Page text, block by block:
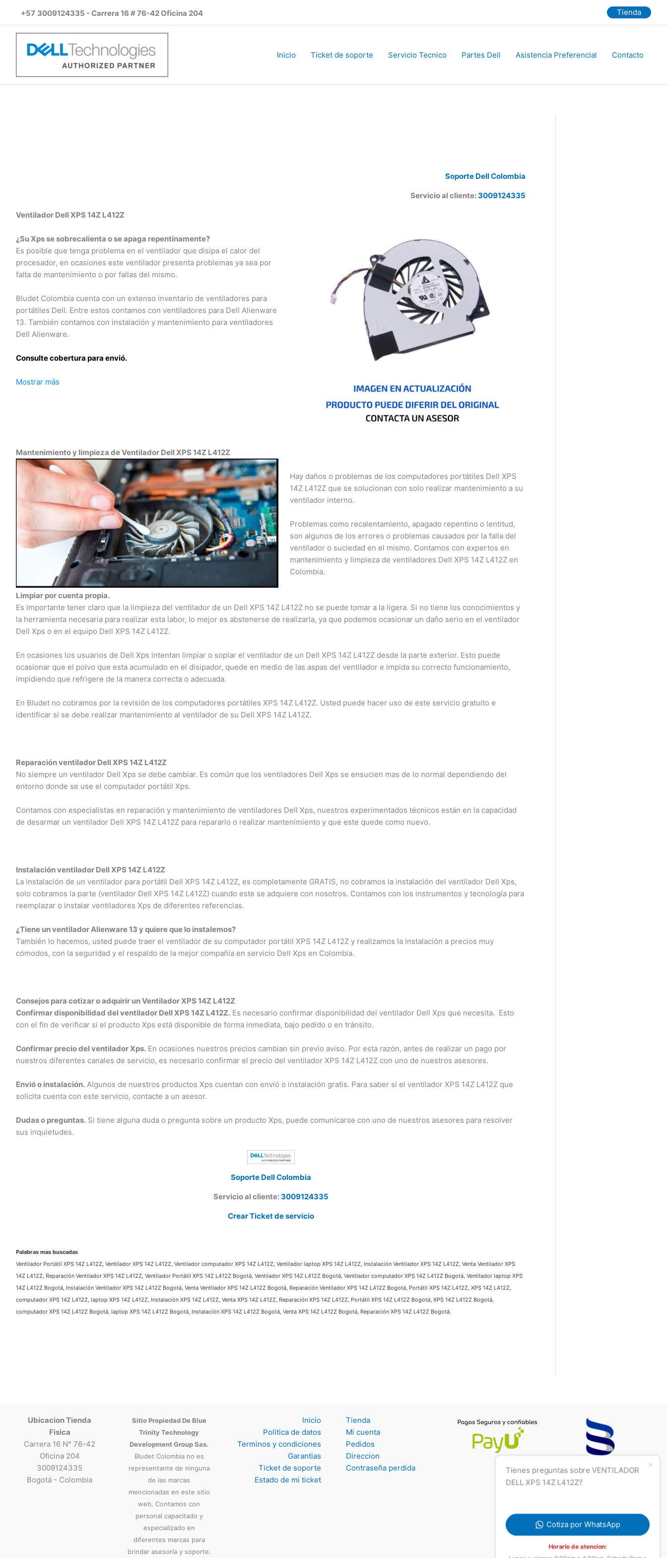
+57 3009124335 - Carrera 16 # 76-42 Oficina 204 Tienda
Inicio Ticket de soporte Servicio Tecnico Partes Dell Asistencia Preferencial Contacto
Soporte Dell Colombia
Servicio al cliente:3009124335
Ventilador Dell XPS 14Z L412Z
¿Su Xps se sobrecalienta o se apaga repentinamente?
Es posible que tenga problema en el ventilador que disipa el calor del
procesador, en ocasiones este ventilador presenta problemas ya sea por
falta de mantenimiento o por fallas del mismo.
Bludet Colombia cuenta con un extenso inventario de ventiladores para
portátiles Dell. Entre estos contamos con ventiladores para Dell Alienware
13. También contamos con instalación y mantenimiento para ventiladores
Dell Alienware.
Consulte cobertura para envió.
Leticia, Medellín, Arauca, Barranquilla, Cartagena, Tunja, Manizales,
Mostrar más
Mantenimiento y limpieza de Ventilador Dell XPS 14Z L412Z
Hay daños o problemas de los computadores portátiles Dell XPS
14Z L412Z que se solucionan con solo realizar mantenimiento a su
ventilador interno.
Problemas como recalentamiento, apagado repentino o lentitud,
son algunos de los errores o problemas causados por la falla del
ventilador o suciedad en el mismo. Contamos con expertos en
mantenimiento y limpieza de ventiladores Dell XPS 14Z L412Z en
Colombia.
Limpiar por cuenta propia.
Es importante tener claro que la limpieza del ventilador de un Dell XPS 14Z L412Z no se puede tomar a la ligera. Si no tiene los conocimientos y
la herramienta necesaria para realizar esta labor, lo mejor es abstenerse de realizarla, ya que podemos ocasionar un daño serio en el ventilador
Dell Xps o en el equipo Dell XPS 14Z L412Z.
En ocasiones los usuarios de Dell Xps intentan limpiar o soplar el ventilador de un Dell XPS 14Z L412Z desde la parte exterior. Esto puede
ocasionar que el polvo que esta acumulado en el disipador, quede en medio de las aspas del ventilador e impida su correcto funcionamiento,
impidiendo que refrigere de la manera correcta o adecuada.
En Bludet no cobramos por la revisión de los computadores portátiles XPS 14Z L412Z. Usted puede hacer uso de este servicio gratuito e
identificar si se debe realizar mantenimiento al ventilador de su Dell XPS 14Z L412Z.
Reparación ventilador Dell XPS 14Z L412Z
No siempre un ventilador Dell Xps se debe cambiar. Es común que los ventiladores Dell Xps se ensucien mas de lo normal dependiendo del
entorno donde se use el computador portátil Xps.
Contamos con especialistas en reparación y mantenimiento de ventiladores Dell Xps, nuestros experimentados técnicos están en la capacidad
de desarmar un ventilador Dell XPS 14Z L412Z para repararlo o realizar mantenimiento y que este quede como nuevo.
Instalación ventilador Dell XPS 14Z L412Z
La instalación de un ventilador para portátil Dell XPS 14Z L412Z, es completamente GRATIS, no cobramos la instalación del ventilador Dell Xps,
solo cobramos la parte (ventilador Dell XPS 14Z L412Z) cuando este se adquiere con nosotros. Contamos con los instrumentos y tecnología para
reemplazar o instalar ventiladores Xps de diferentes referencias.
¿Tiene un ventilador Alienware 13 y quiere que lo instalemos?
También lo hacemos, usted puede traer el ventilador de su computador portátil XPS 14Z L412Z y realizamos la instalación a precios muy
cómodos, con la seguridad y el respaldo de la mejor compañía en servicio Dell Xps en Colombia.
Consejos para cotizar o adquirir un Ventilador XPS 14Z L412Z
Confirmar disponibilidad del ventilador Dell XPS 14Z L412Z.Es necesario confirmar disponibilidad del ventilador Dell Xps que necesita. Esto
con el fin de verificar si el producto Xps está disponible de forma inmediata, bajo pedido o en tránsito.
Confirmar precio del ventilador Xps.En ocasiones nuestros precios cambian sin previo aviso. Por esta razón, antes de realizar un pago por
nuestros diferentes canales de servicio, es necesario confirmar el precio del ventilador XPS 14Z L412Z con uno de nuestros asesores.
Envió o instalación.Algunos de nuestros productos Xps cuentan con envió o instalación gratis. Para saber si el ventilador XPS 14Z L412Z que
solicita cuenta con este servicio, contacte a un asesor.
Dudas o preguntas.Si tiene alguna duda o pregunta sobre un producto Xps, puede comunicarse con uno de nuestros asesores para resolver
sus inquietudes.
Soporte Dell Colombia
Servicio al cliente:3009124335
Crear Ticket de servicio
Palabras mas buscadas
Ventilador Portátil XPS 14Z L412Z, Ventilador XPS 14Z L412Z, Ventilador computador XPS 14Z L412Z, Ventilador laptop XPS 14Z L412Z, Instalación Ventilador XPS 14Z L412Z, Venta Ventilador XPS
14Z L412Z, Reparación Ventilador XPS 14Z L412Z, Ventilador Portátil XPS 14Z L412Z Bogotá, Ventilador XPS 14Z L412Z Bogotá, Ventilador computador XPS 14Z L412Z Bogotá, Ventilador laptop XPS
14Z L412Z Bogotá, Instalación Ventilador XPS 14Z L412Z Bogotá, Venta Ventilador XPS 14Z L412Z Bogotá, Reparación Ventilador XPS 14Z L412Z Bogotá, Portátil XPS 14Z L412Z, XPS 14Z L412Z,
computador XPS 14Z L412Z, laptop XPS 14Z L412Z, Instalación XPS 14Z L412Z, Venta XPS 14Z L412Z, Reparación XPS 14Z L412Z, Portátil XPS 14Z L412Z Bogotá, XPS 14Z L412Z Bogotá,
computador XPS 14Z L412Z Bogotá, laptop XPS 14Z L412Z Bogotá, Instalación XPS 14Z L412Z Bogotá, Venta XPS 14Z L412Z Bogotá, Reparación XPS 14Z L412Z Bogotá.
Ubicacion Tienda
Fisica
Carrera 16 N° 76-42
Oficina 204
3009124335
Bogotá - Colombia
Sitio Propiedad De Blue
Trinity Technology
Development Group Sas.
Bludet Colombia no es
representante de ninguna
de las marcas
mencionadas en este sitio
web. Contamos con
personal capacitado y
especializado en
diferentes marcas para
brindar asesoría y soporte.
Inicio
Politica de datos
Terminos y
condiciones
Garantias
Ticket de soporte
Tienda
Mi cuenta
Pedidos
Direccion
Contraseña perdida
Comunícate con nosotros
×
Tienes preguntas sobre VENTILADOR
DELL XPS 14Z L412Z?
Cotiza por WhatsApp
Horario de atencion: